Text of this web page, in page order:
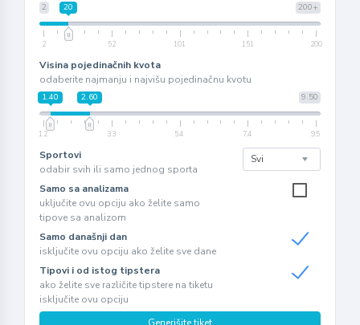
2 200+
20
2 52 101 151 200
Visina pojedinačnih kvota
odaberite najmanju i najvišu pojedinačnu kvotu
9.50
1.40 2.60
1.2 3.3 5.4 7.4 9.5
Sportovi
odabir svih ili samo jednog sporta
Samo sa analizama
uključite ovu opciju ako želite samo
tipove sa analizom
Samo današnji dan
isključite ovu opciju ako želite sve dane
Tipovi i od istog tipstera
ako želite sve različite tipstere na tiketu
isključite ovu opciju